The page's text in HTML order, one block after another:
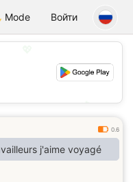
chat
Mode Войти
💕
0.6
j'aime voyagé